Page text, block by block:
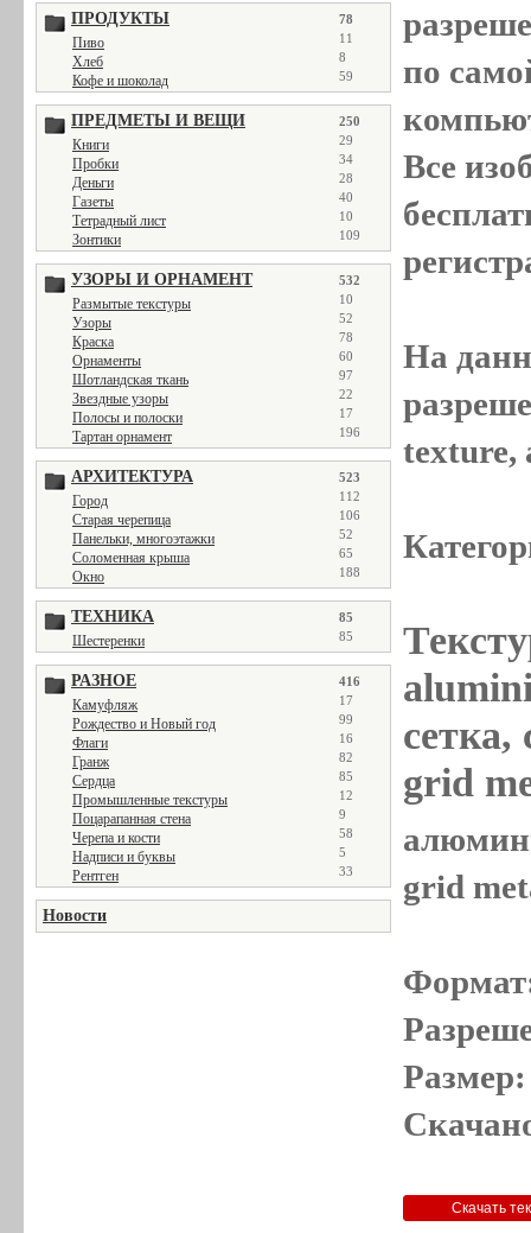
ПРОДУКТЫ 78
Пиво 11
Хлеб 8
Кофе и шоколад 59
ПРЕДМЕТЫ И ВЕЩИ 250
Книги 29
Пробки 34
Деньги 28
Газеты 40
Тетрадный лист 10
Зонтики 109
УЗОРЫ И ОРНАМЕНТ 532
Размытые текстуры 10
Узоры 52
Краска 78
Орнаменты 60
Шотландская ткань 97
Звездные узоры 22
Полосы и полоски 17
Тартан орнамент 196
АРХИТЕКТУРА 523
Город 112
Старая черепица 106
Панельки, многоэтажки 52
Соломенная крыша 65
Окно 188
ТЕХНИКА 85
Шестеренки 85
РАЗНОЕ 416
Камуфляж 17
Рождество и Новый год 99
Флаги 16
Гранж 82
Сердца 85
Промышленные текстуры 12
Поцарапанная стена 9
Черепа и кости 58
Надписи и буквы 5
Рентген 33
Новости
по
Все
На
texture,
grid
grid